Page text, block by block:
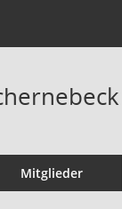
Mitglieder